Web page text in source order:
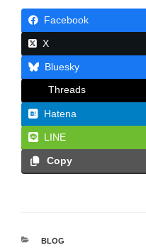
Facebook
X
Bluesky
Threads
Hatena
LINE
Copy
カ
BLOG